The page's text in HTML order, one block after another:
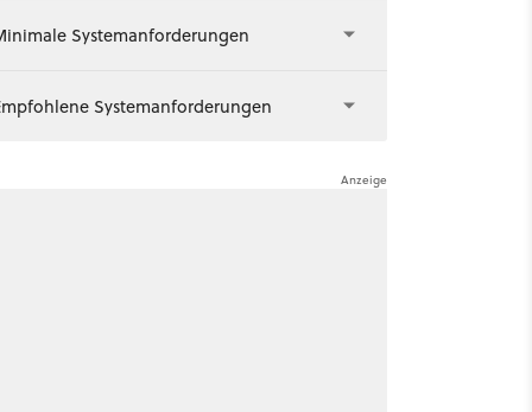
Systemanforderungen
Systemanforderungen